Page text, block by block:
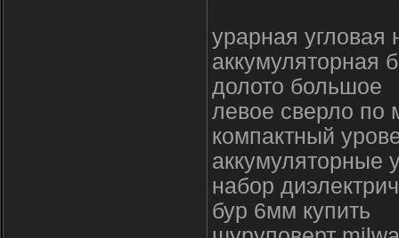
урарная угловая
аккумуляторная
долото большое
левое сверло по
компактный
аккумуляторные
набор
бур 6мм купить